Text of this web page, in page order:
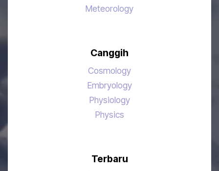
Meteorology
Canggih
Cosmology
Embryology
Physiology
Physics
Terbaru